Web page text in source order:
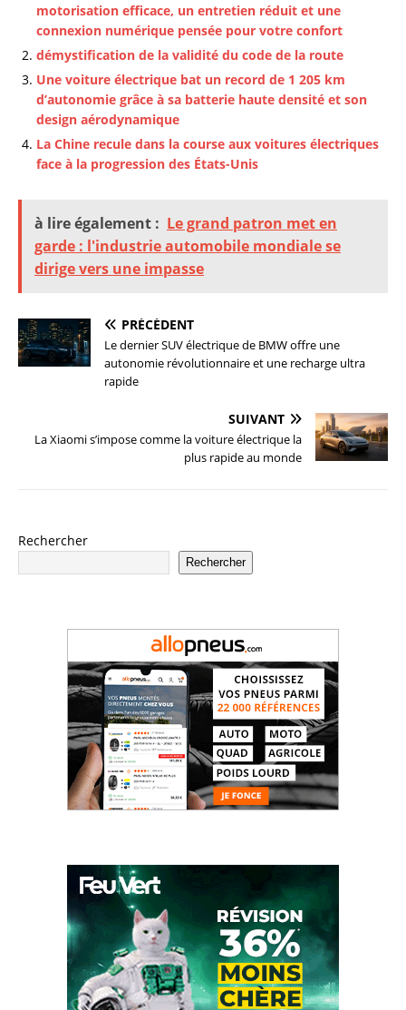
motorisation efficace, un entretien réduit et une
connexion numérique pensée pour votre confort
démystification de la validité du code de la route
Une voiture électrique bat un record de 1 205 km
d’autonomie grâce à sa batterie haute densité et son
design aérodynamique
La Chine recule dans la course aux voitures électriques
face à la progression des États-Unis
à lire également : Le grand patron met en
garde : l'industrie automobile mondiale se
dirige vers une impasse
PRÉCÉDENT
Le dernier SUV électrique de BMW offre une
autonomie révolutionnaire et une recharge ultra
rapide
SUIVANT
La Xiaomi s’impose comme la voiture électrique la
plus rapide au monde
Rechercher
Rechercher